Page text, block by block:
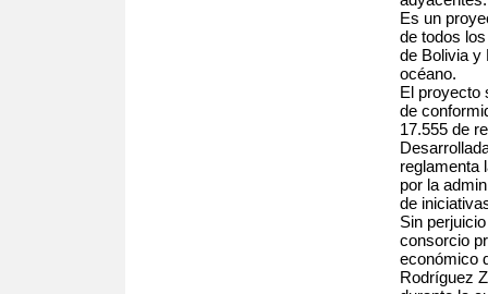
Es un
de todos
de Bolivia y
océano.
El proyecto
de
17.555 de
reglamenta
por la
de
Sin
consorcio
económico
Rodríguez